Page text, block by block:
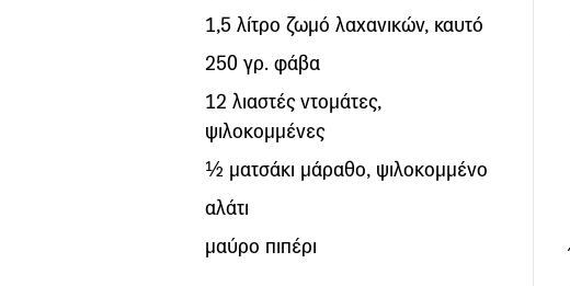
1,5 λίτρο ζωμό λαχανικών, καυτό
250 γρ. φάβα
12 λιαστές ντομάτες,
ψιλοκομμένες
½ ματσάκι μάραθο, ψιλοκομμένο
αλάτι
μαύρο πιπέρι